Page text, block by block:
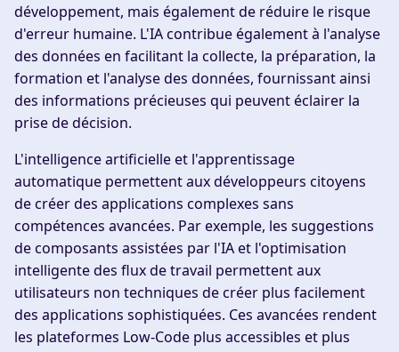
développement, mais également de réduire le risque
d'erreur humaine. L'IA contribue également à l'analyse
des données en facilitant la collecte, la préparation, la
formation et l'analyse des données, fournissant ainsi
des informations précieuses qui peuvent éclairer la
prise de décision.
L'intelligence artificielle et l'apprentissage
automatique permettent aux développeurs citoyens
de créer des applications complexes sans
compétences avancées. Par exemple, les suggestions
de composants assistées par l'IA et l'optimisation
intelligente des flux de travail permettent aux
utilisateurs non techniques de créer plus facilement
des applications sophistiquées. Ces avancées rendent
les plateformes Low-Code plus accessibles et plus